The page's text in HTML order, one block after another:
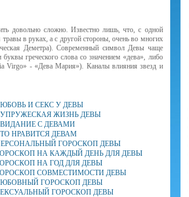
довольно сложно. Известно лишь, что, с одной
в руках, а с другой стороны, очень во многих
Деметра). Современный символ Девы чаще
греческого слова со значением «дева», либо
Virgo» - «Дева Мария»). Каналы влияния звезд и
И СЕКС У ДЕВЫ
ЖИЗНЬ ДЕВЫ
С ДЕВАМИ
НРАВИТСЯ ДЕВАМ
ГОРОСКОП ДЕВЫ
НА КАЖДЫЙ ДЕНЬ ДЛЯ ДЕВЫ
НА ГОД ДЛЯ ДЕВЫ
СОВМЕСТИМОСТИ ДЕВЫ
ГОРОСКОП ДЕВЫ
ГОРОСКОП ДЕВЫ